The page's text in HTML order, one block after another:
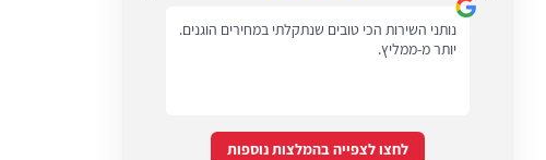
נותני השירות הכי טובים שנתקלתי במחירים הוגנים.
יותר מ-ממליץ.
לחצו לצפייה בהמלצות נוספות